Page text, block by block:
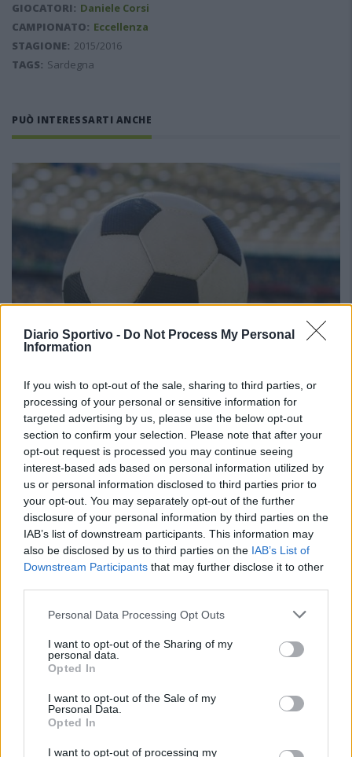
Diario Sportivo - Do Not Process My Personal
Information
If you wish to opt-out of the sale, sharing to third parties, or
processing of your personal or sensitive information for
targeted advertising by us, please use the below opt-out
section to confirm your selection. Please note that after your
opt-out request is processed you may continue seeing
interest-based ads based on personal information utilized by
us or personal information disclosed to third parties prior to
your opt-out. You may separately opt-out of the further
disclosure of your personal information by third parties on the
IAB’s list of downstream participants. This information may
also be disclosed by us to third parties on the IAB’s List of
Downstream Participants that may further disclose it to other
Personal Data Processing Opt Outs
I want to opt-out of the Sharing of my
personal data.
Opted In
I want to opt-out of the Sale of my
Personal Data.
Opted In
I want to opt-out of processing my
GIOCATORI: Daniele Corsi
CAMPIONATO: Eccellenza
STAGIONE: 2015/2016
TAGS: Sardegna
PUÒ INTERESSARTI ANCHE
Su mercau sighit a regalai ispantus: est mellus
scumiti apitzus de is giòvunus o is giogadoris de
esperièntzia funt sèmpiri sa cosa mellus po
cuncodrai sa rosa?
6 Ago 2026
E duncas, a cantu parrit, de su chi ndi potzu cumprendi (e megu a
brullai, est bastanti craru, berus?), seus arribbaus, nci dda eus fata,
po ddu narai diaici puru, a nci lompi, a nci spundi (po…